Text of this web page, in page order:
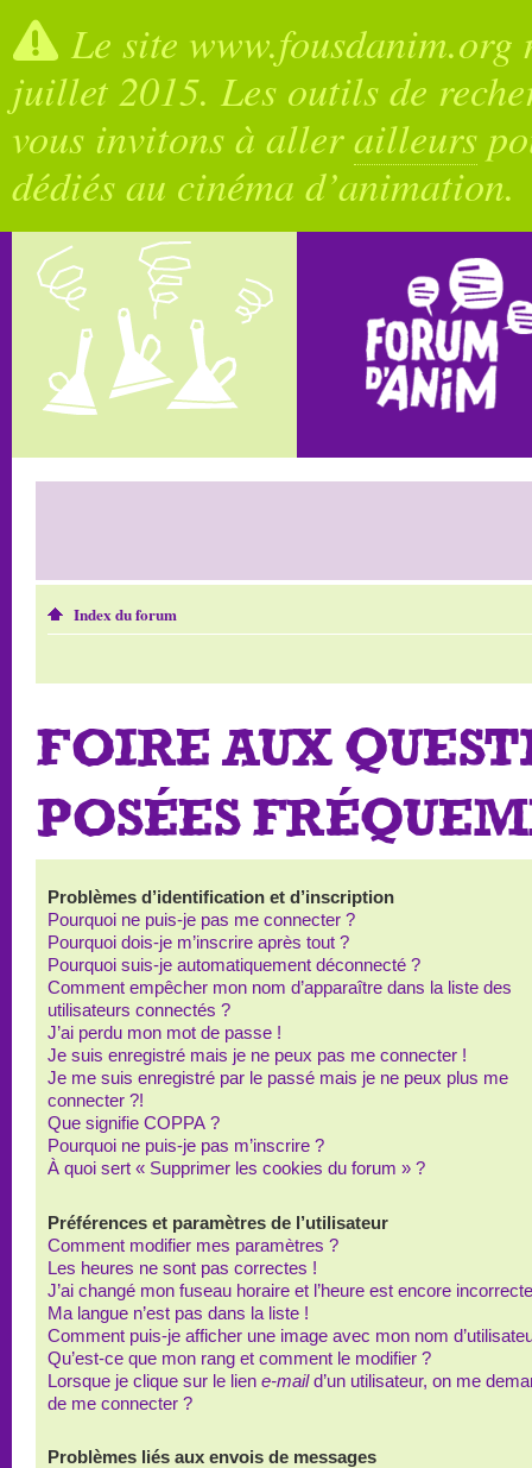
Le site
juillet 2015. Les outils de
vous invitons à allerailleurs
dédiés au cinéma d’animation.
Index du forum
FOIRE AUX
POSÉES
Problèmes d’identification et d’inscription
Pourquoi ne puis-je pas me connecter ?
Pourquoi dois-je m’inscrire après tout ?
Pourquoi suis-je automatiquement déconnecté ?
Comment empêcher mon nom d’apparaître dans la liste des
utilisateurs connectés ?
J’ai perdu mon mot de passe !
Je suis enregistré mais je ne peux pas me connecter !
Je me suis enregistré par le passé mais je ne peux plus me
connecter ?!
Que signifie COPPA ?
Pourquoi ne puis-je pas m’inscrire ?
À quoi sert « Supprimer les cookies du forum » ?
Préférences et paramètres de l’utilisateur
Comment modifier mes paramètres ?
Les heures ne sont pas correctes !
J’ai changé mon fuseau horaire et l’heure est encore
Ma langue n’est pas dans la liste !
Comment puis-je afficher une image avec mon nom
Qu’est-ce que mon rang et comment le modifier ?
Lorsque je clique sur le lien e-maild’un utilisateur, on me
de me connecter ?
Problèmes liés aux envois de messages